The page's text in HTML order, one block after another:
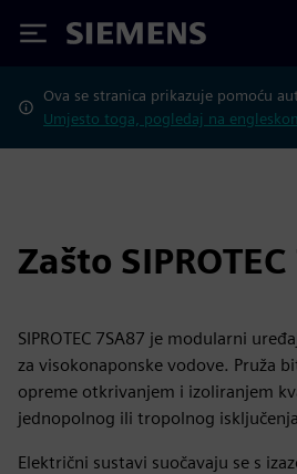
Siemens
Ova se stranica prikazuje pomoću
Umjesto toga, pogledaj na
Zašto
SIPROTEC 7SA87 je modularni
za visokonaponske vodove. Pruža
opreme otkrivanjem i izoliranjem
jednopolnog ili tropolnog
Električni sustavi suočavaju se s